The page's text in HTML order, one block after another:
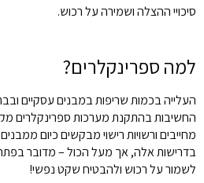
סיכויי ההצלה ושמירה על רכוש.
למה ספרינקלרים?
העלייה בכמות שריפות במבנים עסקיים
החשיבות בהתקנת מערכות ספרינקלרים
מחייבים ורשויות רישוי מבקשים כיום
בדרישות אלה, אך מעל הכול – מדובר
לשמור על רכוש ולהבטיח שקט נפשי!